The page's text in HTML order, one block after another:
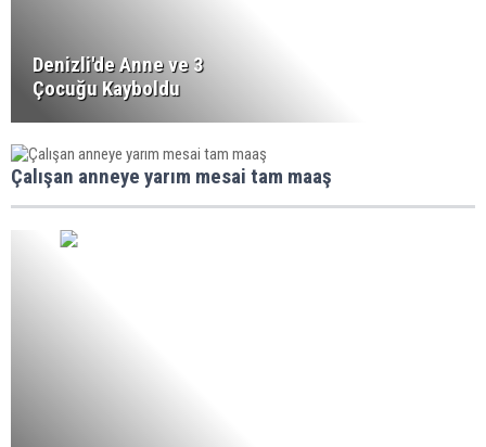
Denizli'de Anne ve 3
Çocuğu Kayboldu
Çalışan anneye yarım mesai tam maaş